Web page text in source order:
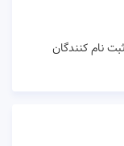
نام کنندگان